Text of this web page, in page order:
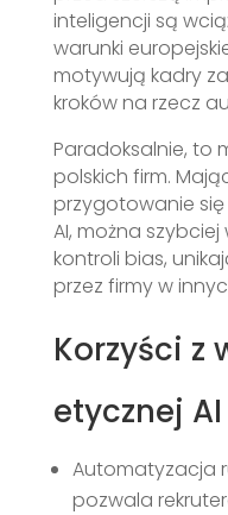
inteligencji są
warunki
motywują kadry
kroków na rzecz
Paradoksalnie, to
polskich firm.
przygotowanie
AI, można
kontroli bias,
przez firmy w
Korzyści z
etycznej
Automatyzacja
pozwala